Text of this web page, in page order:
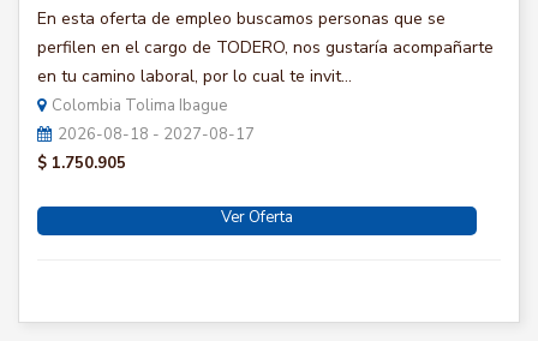
En esta oferta de empleo buscamos personas que se
perfilen en el cargo de TODERO, nos gustaría acompañarte
en tu camino laboral, por lo cual te invit...
Colombia Tolima Ibague
2026-08-18 - 2027-08-17
$ 1.750.905
Ver Oferta